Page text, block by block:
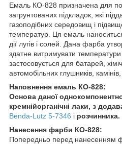
Емаль КО-828 призначена для
загрунтованих підкладок, які
газоподібних середовищ і
температур. Ця емаль
дії лугів і солей. Дана фарба
здатне витримувати
застосовується для батарей,
автомобільних глушників,
Наповнення емаль КО-828:
Основа даної
кремнійорганічні лаки, з
Benda-Lutz 5-7346 і розчинника.
Нанесення фарби КО-828:
Попередньо перед нанесенням